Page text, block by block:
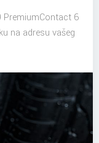
PremiumContact 6
na adresu vašeg